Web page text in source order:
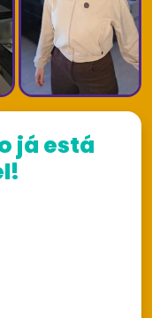
já está